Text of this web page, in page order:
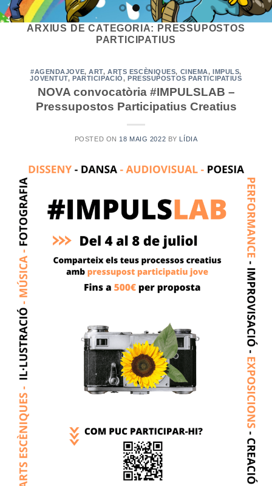
ARXIUS DE CATEGORIA: PRESSUPOSTOS
PARTICIPATIUS
#AGENDAJOVE,ART,ARTS ESCÈNIQUES, CINEMA,IMPULS,
JOVENTUT,PARTICIPACIÓ, PRESSUPOSTOS PARTICIPATIUS
NOVA convocatòria #IMPULSLAB –
Pressupostos Participatius Creatius
POSTED ON 18 MAIG 2022 BY LÍDIA